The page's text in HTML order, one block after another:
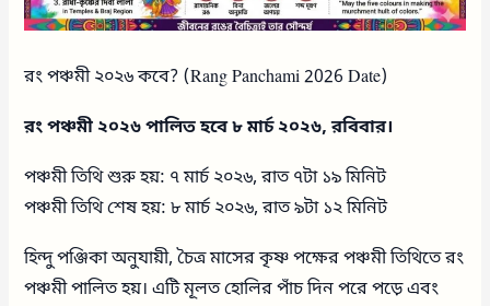
রং পঞ্চমী ২০২৬ কবে? (Rang Panchami 2026 Date)
রং পঞ্চমী ২০২৬ পালিত হবে ৮ মার্চ ২০২৬, রবিবার।
পঞ্চমী তিথি শুরু হয়: ৭ মার্চ ২০২৬, রাত ৭টা ১৯ মিনিট
পঞ্চমী তিথি শেষ হয়: ৮ মার্চ ২০২৬, রাত ৯টা ১২ মিনিট
হিন্দু পঞ্জিকা অনুযায়ী, চৈত্র মাসের কৃষ্ণ পক্ষের পঞ্চমী তিথিতে রং
পঞ্চমী পালিত হয়। এটি মূলত হোলির পাঁচ দিন পরে পড়ে এবং